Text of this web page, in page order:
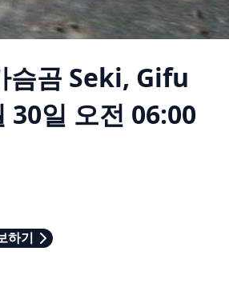
슴곰 Seki, Gifu
30일 오전 06:00
하기